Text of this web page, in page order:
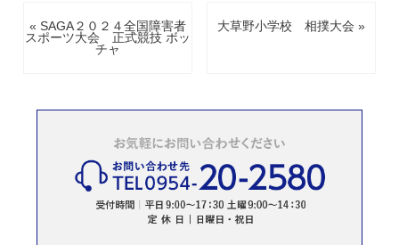
« SAGA２０２４全国障害者
スポーツ大会 正式競技 ボッ
チャ
大草野小学校 相撲大会 »